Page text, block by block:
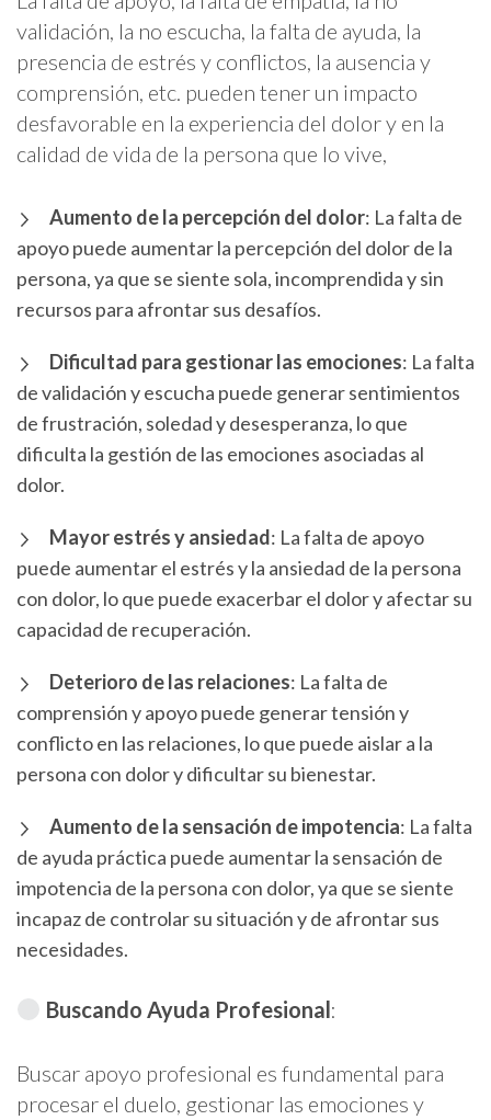
validación, la no escucha, la falta de ayuda, la
presencia de estrés y conflictos, la ausencia y
comprensión, etc. pueden tener un impacto
desfavorable en la experiencia del dolor y en la
calidad de vida de la persona que lo vive,
Aumento de la percepción del dolor: La falta de
apoyo puede aumentar la percepción del dolor de la
persona, ya que se siente sola, incomprendida y sin
recursos para afrontar sus desafíos.
Dificultad para gestionar las emociones: La falta
de validación y escucha puede generar sentimientos
de frustración, soledad y desesperanza, lo que
dificulta la gestión de las emociones asociadas al
dolor.
Mayor estrés y ansiedad: La falta de apoyo
puede aumentar el estrés y la ansiedad de la persona
con dolor, lo que puede exacerbar el dolor y afectar su
capacidad de recuperación.
Deterioro de las relaciones: La falta de
comprensión y apoyo puede generar tensión y
conflicto en las relaciones, lo que puede aislar a la
persona con dolor y dificultar su bienestar.
Aumento de la sensación de impotencia: La falta
de ayuda práctica puede aumentar la sensación de
impotencia de la persona con dolor, ya que se siente
incapaz de controlar su situación y de afrontar sus
necesidades.
Buscando Ayuda Profesional:
Buscar apoyo profesional es fundamental para
procesar el duelo, gestionar las emociones y